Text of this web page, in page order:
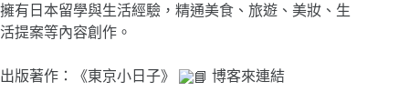
擁有日本留學與生活經驗，精通美食、旅遊、美妝、生
活提案等內容創作。
出版著作：《東京小日子》 博客來連結